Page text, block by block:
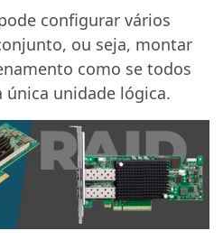
configurar vários
ou seja, montar
como se todos
única unidade lógica.